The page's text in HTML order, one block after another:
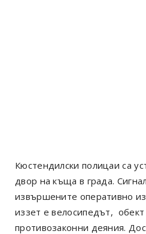
Кюстендилски полицаи са
двор на къща в града.
извършените оперативно
иззет е велосипедът,
противозаконни деяния.